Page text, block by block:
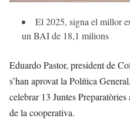
El 2025, signa el millor
un BAI de 18,1 milions
Eduardo Pastor, president de
s’han aprovat la Política
celebrar 13 Juntes
de la cooperativa.